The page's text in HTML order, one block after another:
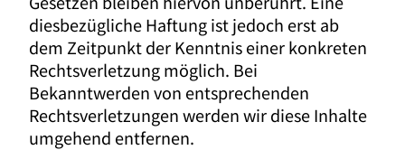
diesbezügliche Haftung ist jedoch erst ab
dem Zeitpunkt der Kenntnis einer konkreten
Rechtsverletzung möglich. Bei
Bekanntwerden von entsprechenden
Rechtsverletzungen werden wir diese Inhalte
umgehend entfernen.